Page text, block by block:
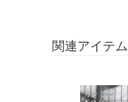
関連アイテム